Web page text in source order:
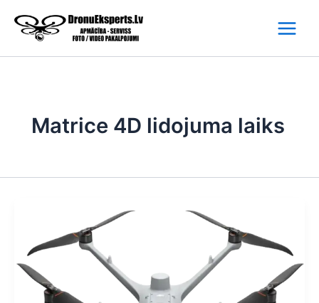
content
Matrice 4D lidojuma laiks